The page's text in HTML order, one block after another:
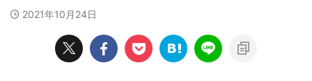
2021年10月24日